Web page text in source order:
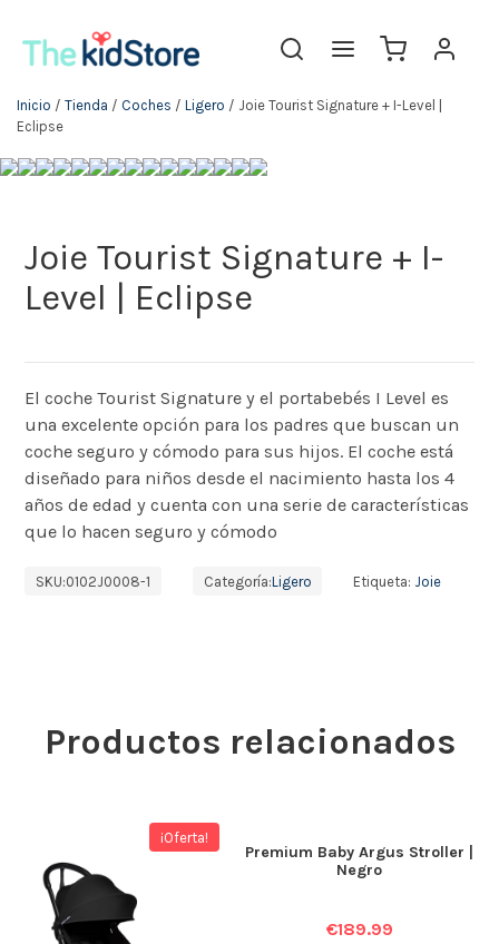
Inicio / Tienda / Coches / Ligero / Joie Tourist Signature + I-Level |
Eclipse
Joie Tourist Signature + I-
Level | Eclipse
El coche Tourist Signature y el portabebés I Level es
una excelente opción para los padres que buscan un
coche seguro y cómodo para sus hijos. El coche está
diseñado para niños desde el nacimiento hasta los 4
años de edad y cuenta con una serie de características
que lo hacen seguro y cómodo
SKU:0102J0008-1 Categoría:Ligero Etiqueta: Joie
Productos relacionados
¡Oferta!
Premium Baby Argus Stroller |
Negro
€189.99